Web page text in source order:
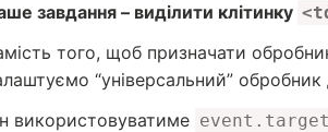
завдання – виділити клітинку
того, щоб призначати
“універсальний”
використовуватиме event.target